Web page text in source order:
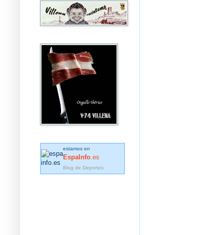
estamos en
EspaInfo .es
Blog de Deportes